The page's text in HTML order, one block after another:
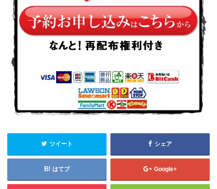
ツイート シェア
はてブ Google+